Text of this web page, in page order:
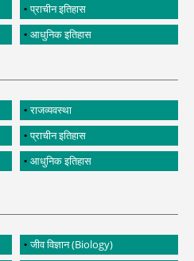
प्राचीन इतिहास
आधुनिक इतिहास
राजव्यवस्था
प्राचीन इतिहास
आधुनिक इतिहास
जीव विज्ञान (Biology)